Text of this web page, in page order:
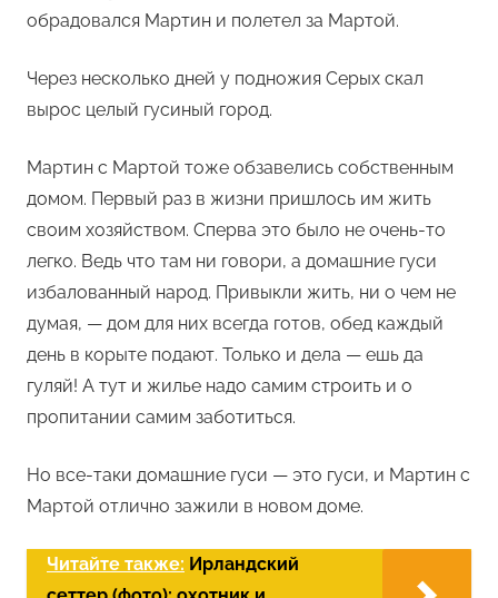
обрадовался Мартин и полетел за Мартой.
Через несколько дней у подножия Серых скал
вырос целый гусиный город.
Мартин с Мартой тоже обзавелись собственным
домом. Первый раз в жизни пришлось им жить
своим хозяйством. Сперва это было не очень-то
легко. Ведь что там ни говори, а домашние гуси
избалованный народ. Привыкли жить, ни о чем не
думая, — дом для них всегда готов, обед каждый
день в корыте подают. Только и дела — ешь да
гуляй! А тут и жилье надо самим строить и о
пропитании самим заботиться.
Но все-таки домашние гуси — это гуси, и Мартин с
Мартой отлично зажили в новом доме.
Читайте также: Ирландский